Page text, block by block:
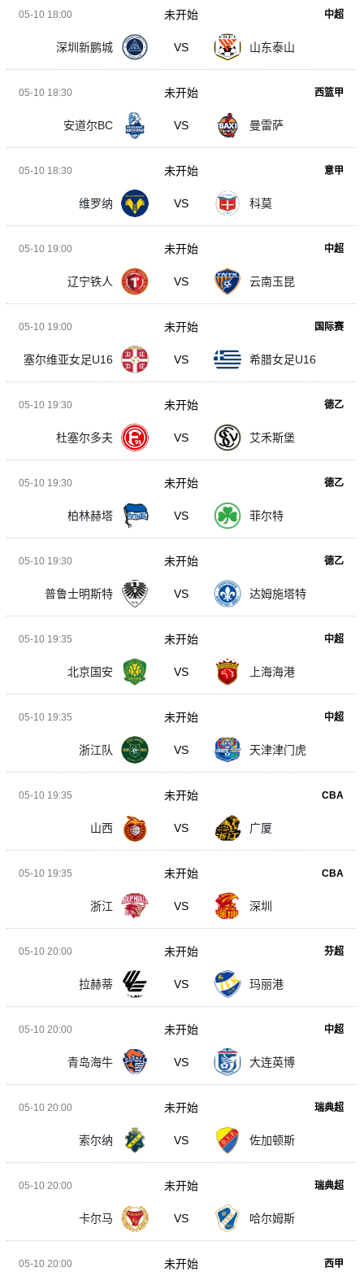
05-10 18:00 中超
深圳新鹏城 VS 山东泰山
未开始
05-10 18:30 西篮甲
安道尔BC VS 曼雷萨
未开始
05-10 18:30 意甲
维罗纳 VS 科莫
未开始
05-10 19:00 中超
辽宁铁人 VS 云南玉昆
未开始
05-10 19:00 国际赛
塞尔维亚女足U16 VS 希腊女足U16
未开始
05-10 19:30 德乙
杜塞尔多夫 VS 艾禾斯堡
未开始
05-10 19:30 德乙
柏林赫塔 VS 菲尔特
未开始
05-10 19:30 德乙
普鲁士明斯特 VS 达姆施塔特
未开始
05-10 19:35 中超
北京国安 VS 上海海港
未开始
05-10 19:35 中超
浙江队 VS 天津津门虎
未开始
05-10 19:35 CBA
山西 VS 广厦
未开始
05-10 19:35 CBA
浙江 VS 深圳
未开始
05-10 20:00 芬超
拉赫蒂 VS 玛丽港
未开始
05-10 20:00 中超
青岛海牛 VS 大连英博
未开始
05-10 20:00 瑞典超
索尔纳 VS 佐加顿斯
未开始
05-10 20:00 瑞典超
卡尔马 VS 哈尔姆斯
未开始
05-10 20:00 西甲
未开始